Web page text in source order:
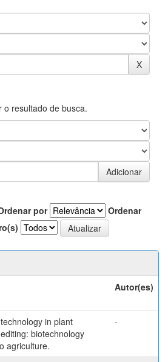
o resultado de busca.
por
Ordenar
Autor(es)
in plant
biotechnology
agriculture.
-